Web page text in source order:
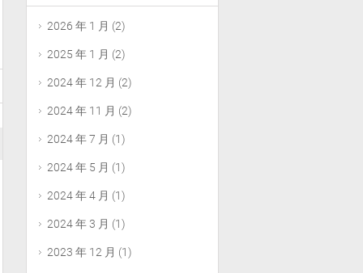
2026 年 1 月 (2)
2025 年 1 月 (2)
2024 年 12 月 (2)
2024 年 11 月 (2)
2024 年 7 月 (1)
2024 年 5 月 (1)
2024 年 4 月 (1)
2024 年 3 月 (1)
2023 年 12 月 (1)